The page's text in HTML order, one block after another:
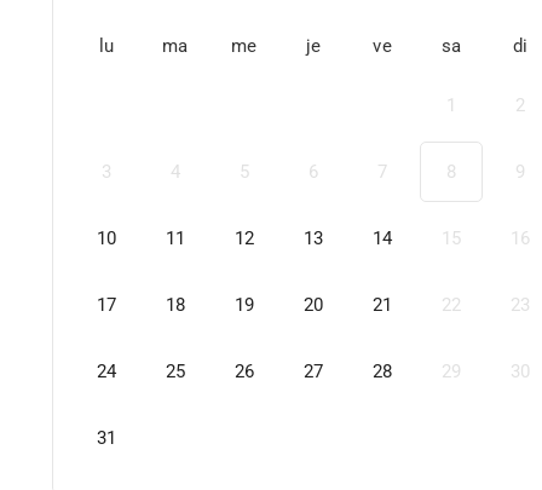
lu ma me je ve sa di
1 2
3 4 5 6 7 8 9
10 11 12 13 14 15 16
17 18 19 20 21 22 23
24 25 26 27 28 29 30
31